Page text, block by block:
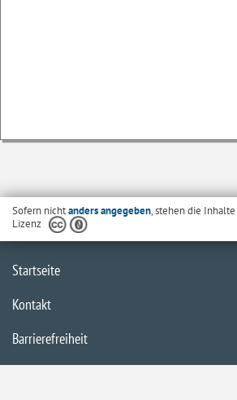
Sofern nichtanders angegeben, stehen die
Lizenz
Startseite
Kontakt
Barrierefreiheit